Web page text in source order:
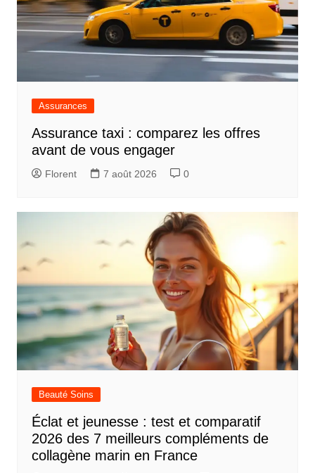
Assurances
Assurance taxi : comparez les offres
avant de vous engager
Florent 7 août 2026 0
Beauté Soins
Éclat et jeunesse : test et comparatif
2026 des 7 meilleurs compléments de
collagène marin en France